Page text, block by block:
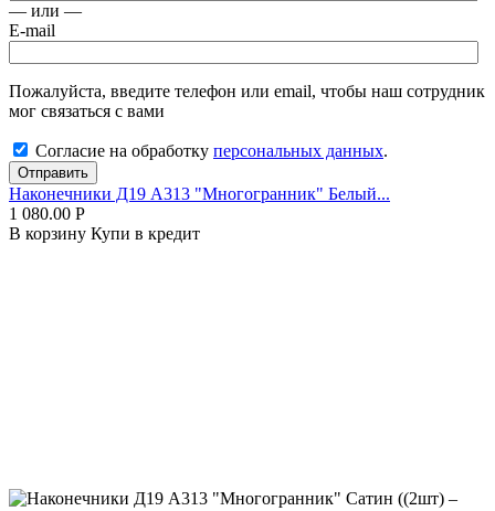
— или —
E-mail
Пожалуйста, введите телефон или email, чтобы наш сотрудник
мог связаться с вами
Согласие на обработку персональных данных.
Отправить
Наконечники Д19 А313 "Многогранник" Белый...
1 080.00 Р
В корзину Купи в кредит